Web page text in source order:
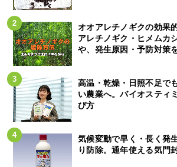
オオアレチノギクの効果
アレチノギク・ヒメムカ
や、発生原因・予防対策
高温・乾燥・日照不足で
い農業へ。バイオスティ
び方
気候変動で早く・長く発
り防除。通年使える気門